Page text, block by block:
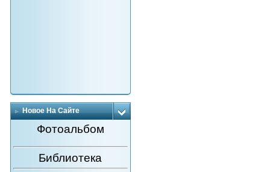
Новое На Сайте
Фотоальбом
Библиотека